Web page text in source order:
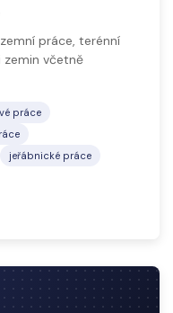
práce, terénní
zemin včetně
práce
jeřábnické práce